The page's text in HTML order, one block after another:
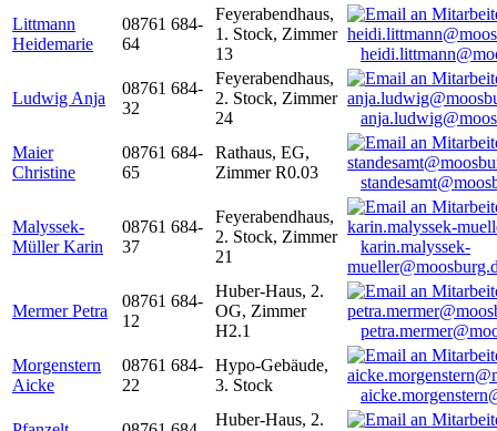
Littmann
Heidemarie
08761 684-
64
Feyerabendhaus,
1. Stock, Zimmer
13
Ludwig Anja
08761 684-
32
Feyerabendhaus,
2. Stock, Zimmer
24
Maier
Christine
08761 684-
65
Rathaus, EG,
Zimmer R0.03
Malyssek-
Müller Karin
08761 684-
37
Feyerabendhaus,
2. Stock, Zimmer
21
karin.malyssek-
Mermer Petra
08761 684-
12
Huber-Haus, 2.
OG, Zimmer
H2.1
Morgenstern
Aicke
08761 684-
22
Hypo-Gebäude,
3. Stock
Huber-Haus, 2.